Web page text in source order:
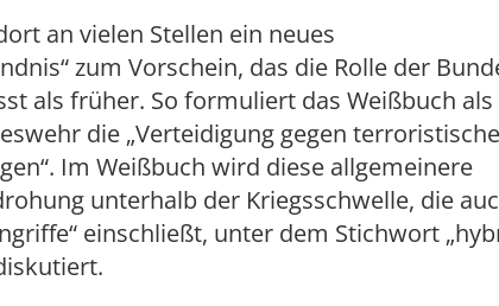
an vielen Stellen ein neues
zum Vorschein, das die Rolle der
als früher. So formuliert das Weißbuch als
die „Verteidigung gegen
Im Weißbuch wird diese allgemeinere
unterhalb der Kriegsschwelle, die
einschließt, unter dem Stichwort